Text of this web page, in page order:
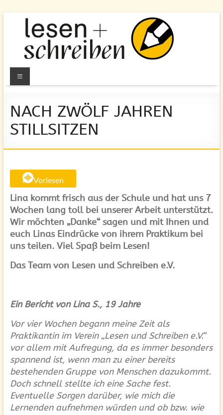
springen
Lesen
Schreiben
e.V.
Berlin
für
Erwachsene
Menü
NACH ZWÖLF JAHREN
STILLSITZEN
Vorlesen
Lina kommt frisch aus der Schule und hat uns 7
Wochen lang toll bei unserer Arbeit unterstützt.
Wir möchten „Danke“ sagen und mit Ihnen und
euch Linas Eindrücke von ihrem Praktikum bei
uns teilen. Viel Spaß beim Lesen!
Das Team von Lesen und Schreiben e.V.
Ein Bericht von Lina S., 19 Jahre
Vor vier Wochen begann meine Zeit als
Praktikantin im Verein „Lesen und Schreiben e.V.“
vor allem mit Aufregung, da es immer besonders
spannend ist, wenn man zu einer bereits
bestehenden Gruppe von Menschen dazukommt.
Doch schnell stellte ich eine Sache fest.
Eventuelle Sorgen darüber, wie mich die
Lernenden aufnehmen würden und ob bzw. wie